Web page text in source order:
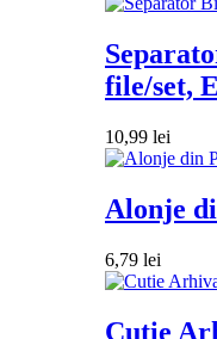
file/set,
10,99 lei
Alonje
6,79 lei
Cutie